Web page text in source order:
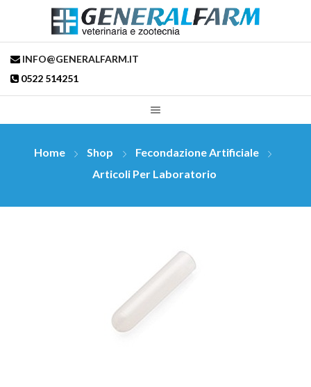
INFO@GENERALFARM.IT
0522 514251
Home Shop
Fecondazione Artificiale
Articoli Per Laboratorio